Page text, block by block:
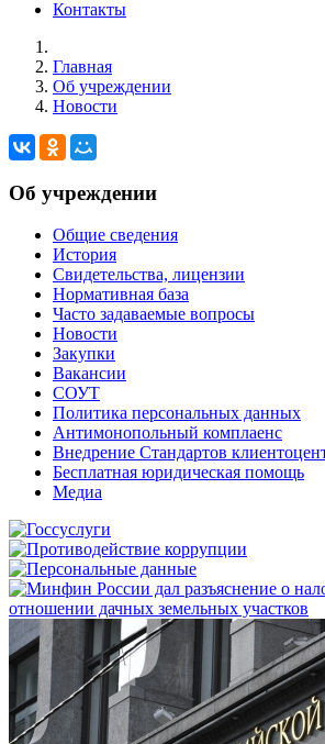
Контакты
Главная
Об учреждении
Новости
Об учреждении
Общие сведения
История
Свидетельства, лицензии
Нормативная база
Часто задаваемые вопросы
Новости
Закупки
Вакансии
СОУТ
Политика персональных данных
Антимонопольный комплаенс
Внедрение Стандартов
Бесплатная юридическая помощь
Медиа